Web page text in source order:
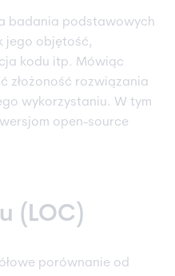
badania podstawowych
jego objętość,
kodu itp. Mówiąc
złożoność rozwiązania
wykorzystaniu. W tym
open-source
(LOC)
porównanie od